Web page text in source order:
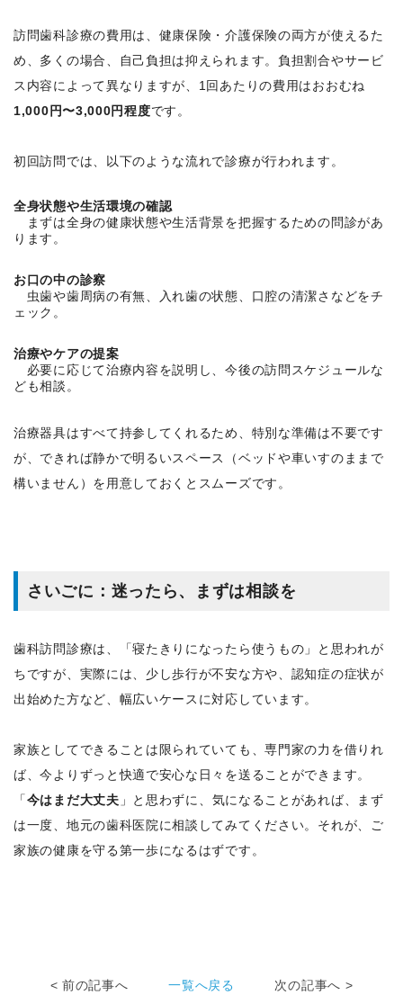
訪問歯科診療の費用は、健康保険・介護保険の両方が使えるた
め、多くの場合、自己負担は抑えられます。負担割合やサービ
ス内容によって異なりますが、1回あたりの費用はおおむね
1,000円〜3,000円程度です。
初回訪問では、以下のような流れで診療が行われます。
全身状態や生活環境の確認
まずは全身の健康状態や生活背景を把握するための問診があ
ります。
お口の中の診察
虫歯や歯周病の有無、入れ歯の状態、口腔の清潔さなどをチ
ェック。
治療やケアの提案
必要に応じて治療内容を説明し、今後の訪問スケジュールな
ども相談。
治療器具はすべて持参してくれるため、特別な準備は不要です
が、できれば静かで明るいスペース（ベッドや車いすのままで
構いません）を用意しておくとスムーズです。
さいごに：迷ったら、まずは相談を
歯科訪問診療は、「寝たきりになったら使うもの」と思われが
ちですが、実際には、少し歩行が不安な方や、認知症の症状が
出始めた方など、幅広いケースに対応しています。
家族としてできることは限られていても、専門家の力を借りれ
ば、今よりずっと快適で安心な日々を送ることができます。
「今はまだ大丈夫 」と思わずに、気になることがあれば、まず
は一度、地元の歯科医院に相談してみてください。それが、ご
家族の健康を守る第一歩になるはずです。
< 前の記事へ 一覧へ戻る 次の記事へ >